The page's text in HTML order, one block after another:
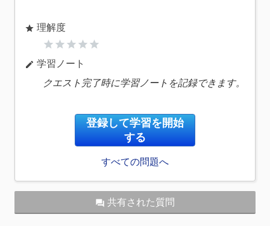
star 理解度
star star star star star
edit 学習ノート
クエスト完了時に学習ノートを記録できます。
登録して学習を開始
する
すべての問題へ
question_answer 共有された質問